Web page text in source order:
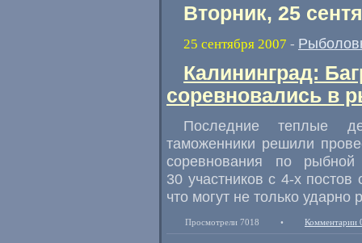
Вторник, 25
25 сентября 2007 -
Калининград:
соревновались в
Последние теплые
таможенники решили
соревнования по
30 участников с 4-х
что могут не только ударно
Просмотрели 7018 • Комментарии